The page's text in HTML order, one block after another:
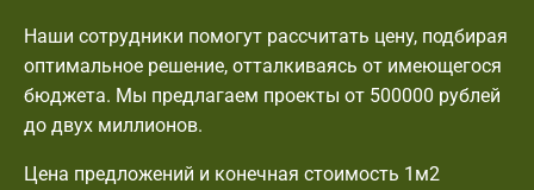
Наши сотрудники помогут рассчитать цену, подбирая
оптимальное решение, отталкиваясь от имеющегося
бюджета. Мы предлагаем проекты от 500000 рублей
до двух миллионов.
Цена предложений и конечная стоимость 1м2